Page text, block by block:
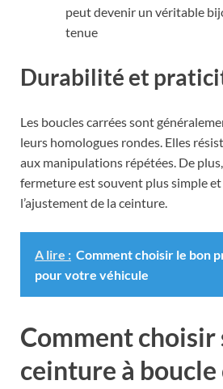
peut devenir un véritable
tenue
Durabilité et
Les boucles carrées sont
leurs homologues rondes. Elles
aux manipulations répétées. De
fermeture est souvent plus simple
l’ajustement de la ceinture.
A lire : Comment choisir le bon
pour votre véhicule
Comment choisir
ceinture à boucle